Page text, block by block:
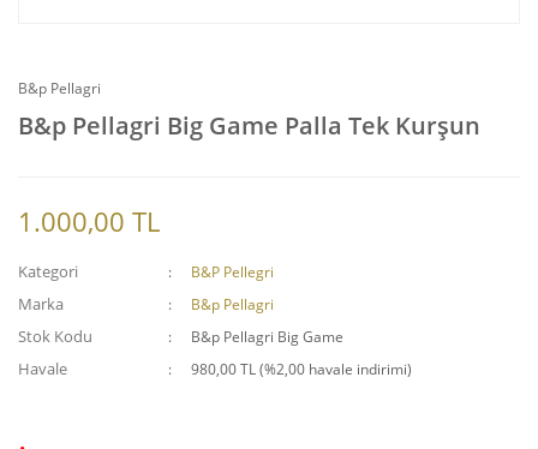
B&p Pellagri
B&p Pellagri Big Game Palla Tek Kurşun
1.000,00 TL
Kategori B&P Pellegri
Marka B&p Pellagri
Stok Kodu B&p Pellagri Big Game
Havale 980,00 TL (%2,00 havale indirimi)